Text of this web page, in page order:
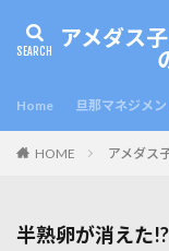
アメダス
Home 旦那マネジメン
HOME アメダス
半熟卵が消えた